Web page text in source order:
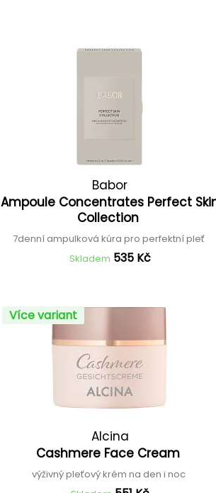
Babor
Ampoule Concentrates Perfect
Collection
7denní ampulková kúra pro perfektní pleť
Skladem 535 Kč
Více variant
Alcina
Cashmere Face Cream
výživný pleťový krém na den i noc